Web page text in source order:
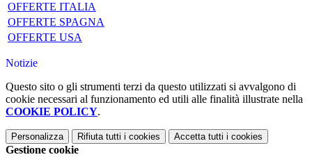
OFFERTE ITALIA
OFFERTE SPAGNA
OFFERTE USA
Notizie
Questo sito o gli strumenti terzi da questo utilizzati si avvalgono di
cookie necessari al funzionamento ed utili alle finalità illustrate nella
COOKIE POLICY.
Personalizza Rifiuta tutti i cookies Accetta tutti i cookies
Gestione cookie